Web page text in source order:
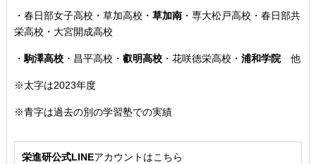
・ 春日部女子高校・草加高校 ・ 草加南・専大松戸高校 ・春日部共
栄高校・大宮開成高校
・ 駒澤高校・ 昌平高校 ・ 叡明高校・ 花咲徳栄高校 ・ 浦和学院他
※太字は2023年度
※青字は過去の別の学習塾での実績
栄進研公式LINEアカウントはこちら